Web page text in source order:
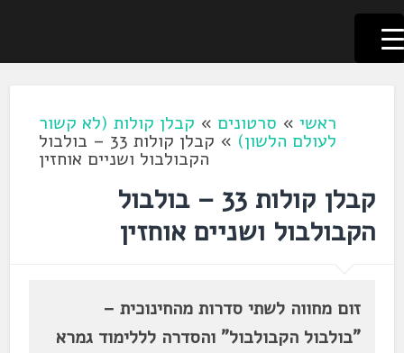
דלג
לתוכן
לשוניאדה
עברית. לשון. שפה
ראשי» סרטונים » קבלן קולות (לא קשור
לעולם הלשון) » קבלן קולות 33 – בולבול
הקבולבול ושניים אוחזין
קבלן קולות 33 – בולבול
הקבולבול ושניים אוחזין
זום מחווה לשתי סדרות מהחינוכית –
"בולבול הקבולבול" והסדרה לללימוד גמרא